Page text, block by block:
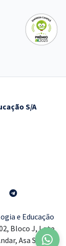
S/A
e Educação
Bloco J, Lote
Asa Sul,